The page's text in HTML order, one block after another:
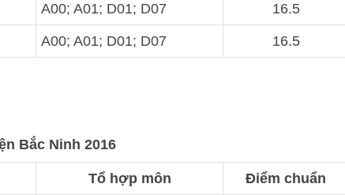
A00; A01; D01; D07 16.5
A00; A01; D01; D07 16.5
Bắc Ninh 2016
Tổ hợp môn Điểm chuẩn